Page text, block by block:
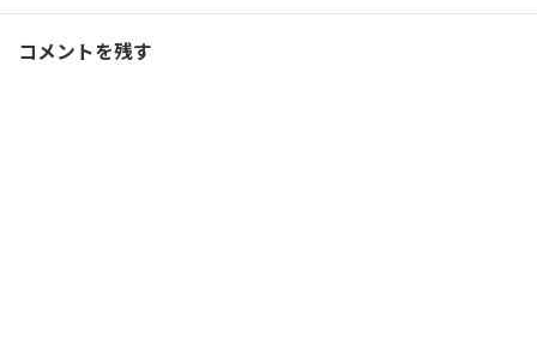
コメントを残す